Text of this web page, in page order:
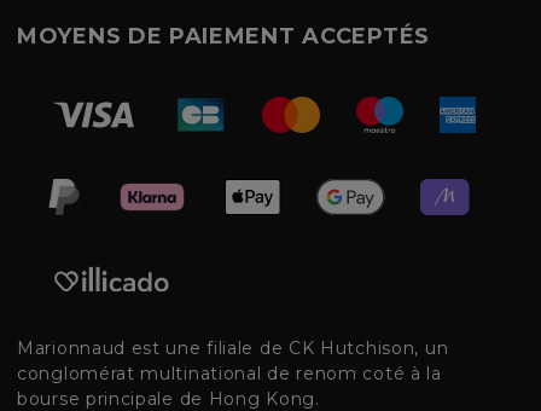
MOYENS DE PAIEMENT ACCEPTÉS
Marionnaud est une filiale de CK Hutchison, un
conglomérat multinational de renom coté à la
bourse principale de Hong Kong.